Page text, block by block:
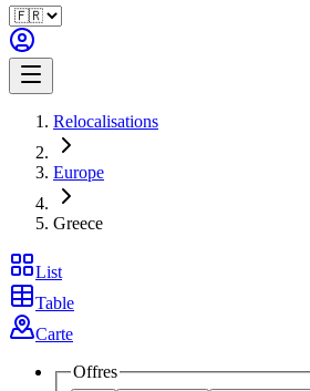
Relocalisations
Europe
Greece
List
Table
Carte
Offres